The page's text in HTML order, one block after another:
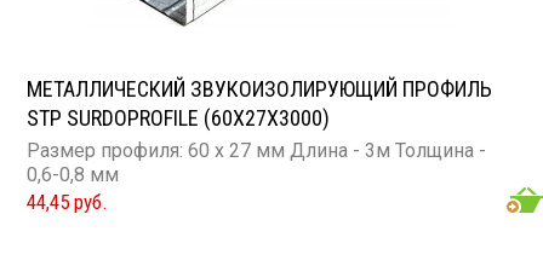
МЕТАЛЛИЧЕСКИЙ ЗВУКОИЗОЛИРУЮЩИЙ ПРОФИЛЬ
STP SURDOPROFILE (60Х27Х3000)
Размер профиля: 60 х 27 мм Длина - 3м Толщина -
0,6-0,8 мм
44,45 руб.